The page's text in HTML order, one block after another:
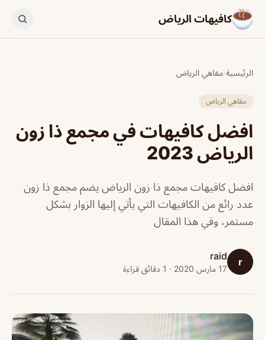
كافيهات الرياض
الرئيسية/مقاهي الرياض
مقاهي الرياض
افضل كافيهات في مجمع ذا زون
الرياض 2023
افضل كافيهات مجمع ذا زون الرياض يضم مجمع ذا زون
عدد رائع من الكافيهات التي يأتي إليها الزوار بشكل
مستمر، وفي هذا المقال
r
raid
17 مارس 2020 · 1 دقائق قراءة